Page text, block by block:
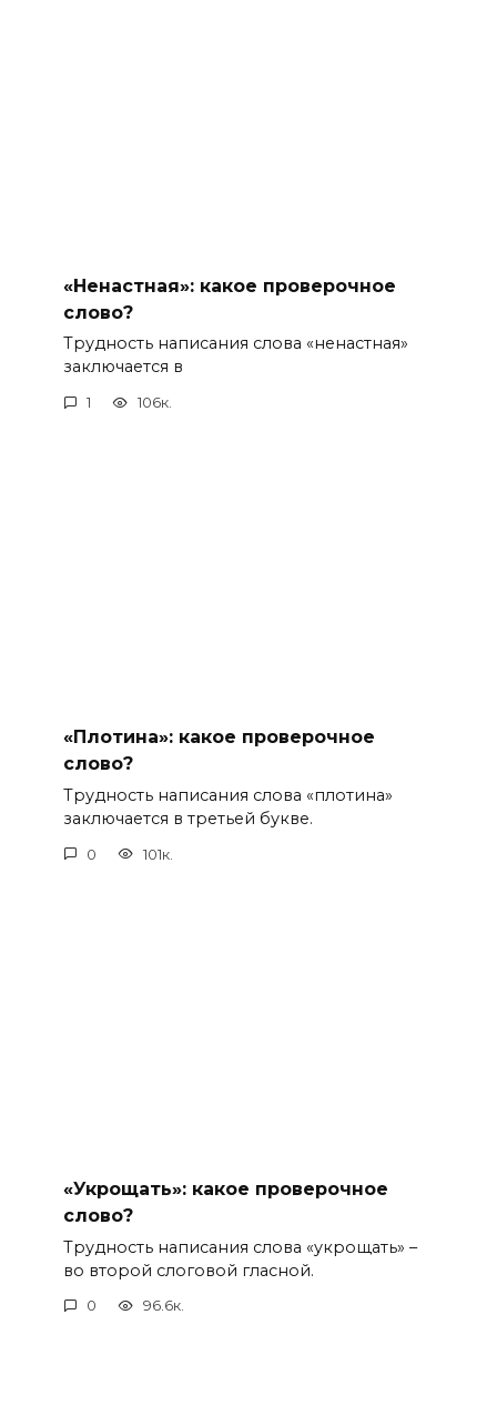
«Ненастная»: какое проверочное
слово?
Трудность написания слова «ненастная»
заключается в
1 106к.
«Плотина»: какое проверочное
слово?
Трудность написания слова «плотина»
заключается в третьей букве.
0 101к.
«Укрощать»: какое проверочное
слово?
Трудность написания слова «укрощать» –
во второй слоговой гласной.
0 96.6к.